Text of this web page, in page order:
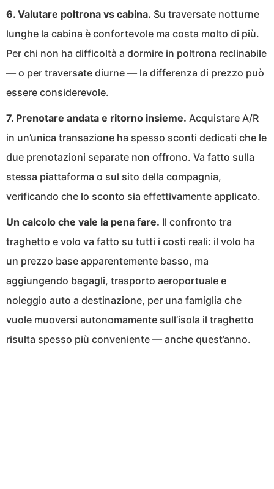
6. Valutare poltrona vs cabina. Su traversate notturne
lunghe la cabina è confortevole ma costa molto di più.
Per chi non ha difficoltà a dormire in poltrona reclinabile
— o per traversate diurne — la differenza di prezzo può
essere considerevole.
7. Prenotare andata e ritorno insieme. Acquistare A/R
in un’unica transazione ha spesso sconti dedicati che le
due prenotazioni separate non offrono. Va fatto sulla
stessa piattaforma o sul sito della compagnia,
verificando che lo sconto sia effettivamente applicato.
Un calcolo che vale la pena fare. Il confronto tra
traghetto e volo va fatto su tutti i costi reali: il volo ha
un prezzo base apparentemente basso, ma
aggiungendo bagagli, trasporto aeroportuale e
noleggio auto a destinazione, per una famiglia che
vuole muoversi autonomamente sull’isola il traghetto
risulta spesso più conveniente — anche quest’anno.